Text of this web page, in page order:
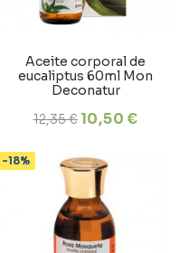
Aceite corporal de
eucaliptus 60ml Mon
Deconatur
12,35 € 10,50 €
-18%